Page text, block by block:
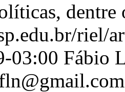
dentre
riel/
03:00 Fábio